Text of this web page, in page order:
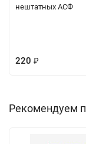
нештатных АСФ
220 ₽
Рекомендуем